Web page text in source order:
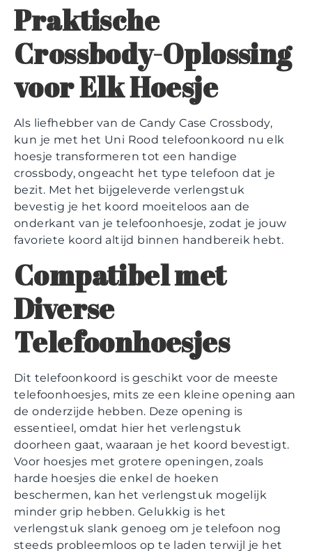
Praktische
Crossbody-Oplossing
voor Elk Hoesje
Als liefhebber van de Candy Case Crossbody,
kun je met het Uni Rood telefoonkoord nu elk
hoesje transformeren tot een handige
crossbody, ongeacht het type telefoon dat je
bezit. Met het bijgeleverde verlengstuk
bevestig je het koord moeiteloos aan de
onderkant van je telefoonhoesje, zodat je jouw
favoriete koord altijd binnen handbereik hebt.
Compatibel met
Diverse
Telefoonhoesjes
Dit telefoonkoord is geschikt voor de meeste
telefoonhoesjes, mits ze een kleine opening aan
de onderzijde hebben. Deze opening is
essentieel, omdat hier het verlengstuk
doorheen gaat, waaraan je het koord bevestigt.
Voor hoesjes met grotere openingen, zoals
harde hoesjes die enkel de hoeken
beschermen, kan het verlengstuk mogelijk
minder grip hebben. Gelukkig is het
verlengstuk slank genoeg om je telefoon nog
steeds probleemloos op te laden terwijl je het